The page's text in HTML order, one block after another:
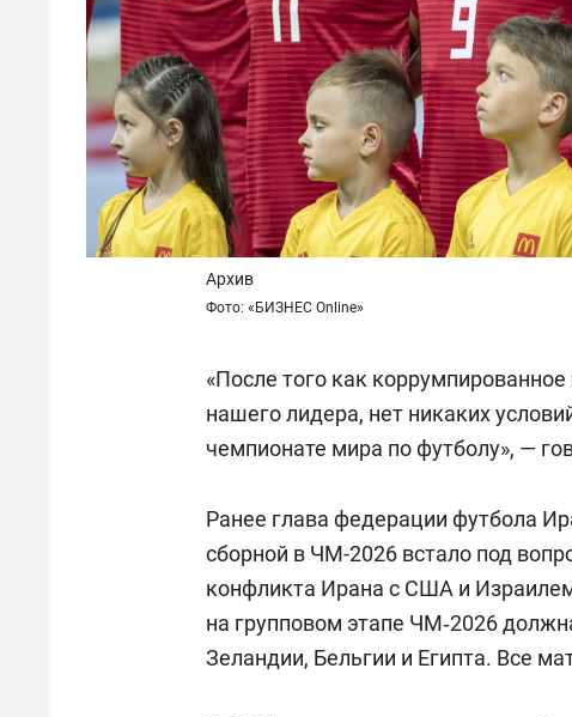
Архив
Фото: «БИЗНЕС Online»
«После того как коррумпированное
нашего лидера, нет никаких
чемпионате мира по футболу», —
Ранее глава федерации футбола
сборной в ЧМ-2026 встало под
конфликта Ирана с США и
на групповом этапе ЧМ‑2026
Зеландии, Бельгии и Египта. Все